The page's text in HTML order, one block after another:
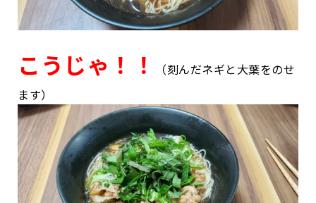
こうじゃ！！
（刻んだネギと大葉をのせ
ます）